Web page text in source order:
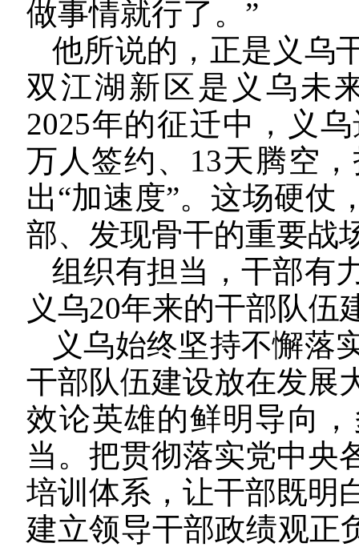
做事情就行了。”
他所说的，正是义乌
双江湖新区是义乌未
2025年的征迁中，义
万人签约、13天腾空
出“加速度”。这场硬仗
部、发现骨干的重要战
组织有担当，干部有
义乌20年来的干部队伍
义乌始终坚持不懈落
干部队伍建设放在发展
效论英雄的鲜明导向
当。把贯彻落实党中央
培训体系，让干部既明
建立领导干部政绩观正